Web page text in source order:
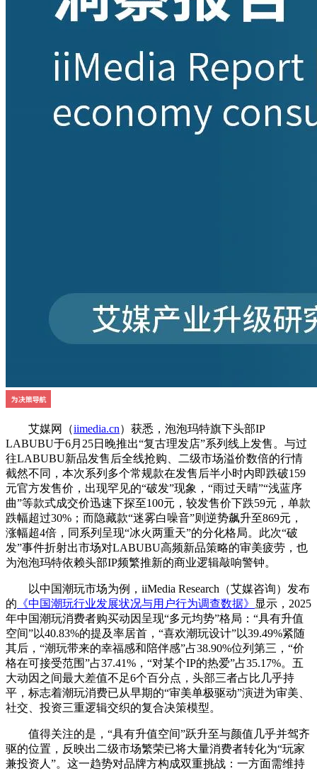
艾媒网（iimedia.cn）获悉，泡泡玛特旗下头部IP
LABUBU于6月25日晚推出“复古理发店”系列线上发售。与过
往LABUBU新品发售后全线抢购、二级市场溢价数倍的行情
截然不同，本次系列多个常规款在发售后半小时内即跌破159
元官方发售价，出现罕见的“破发”现象，“雨过天晴”“浅蓝序
曲”等款式成交价迅速下探至100元，较发售价下跌59元，单款
跌幅超过30%；而隐藏款“迷雾白噪音”则逆势飙升至869元，
涨幅超4倍，同系列呈现“冰火两重天”的分化格局。此次“破
发”事件折射出市场对LABUBU高频新品策略的审美疲劳，也
为泡泡玛特依赖头部IP频繁推新的商业逻辑敲响警钟。
以中国潮玩市场为例，iiMedia Research（艾媒咨询）发布
的 《中国潮玩行业发展状况与用户行为调查数据》
显示，2025
年中国潮玩消费者购买动因呈现“多元均势”格局：“具有升值
空间”以40.83%的提及率居首，“喜欢潮玩设计”以39.49%紧随
其后，“潮玩带来的幸福感和陪伴感”占38.90%位列第三，“价
格在可接受范围”占37.41%，“对某个IP的热爱”占35.17%。五
大动因之间最大差值不足6个百分点，头部三者占比几乎持
平，标志着潮玩消费已从早期的“审美单极驱动”演进为审美、
社交、投资三重逻辑交织的复合决策模型。
值得关注的是，“具有升值空间”跃升至与颜值几乎并驾齐
驱的位置，反映出二级市场繁荣已将大量消费者转化为“玩家
兼投资人”。这一趋势对品牌方构成双重挑战：一方面需维持